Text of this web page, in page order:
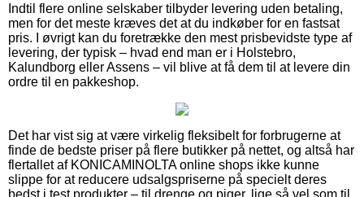
Indtil flere online selskaber tilbyder levering uden betaling,
men for det meste kræves det at du indkøber for en fastsat
pris. I øvrigt kan du foretrække den mest prisbevidste type af
levering, der typisk – hvad end man er i Holstebro,
Kalundborg eller Assens – vil blive at få dem til at levere din
ordre til en pakkeshop.
Det har vist sig at være virkelig fleksibelt for forbrugerne at
finde de bedste priser på flere butikker på nettet, og altså har
flertallet af KONICAMINOLTA online shops ikke kunne
slippe for at reducere udsalgspriserne på specielt deres
bedst i test produkter – til drenge og piger, lige så vel som til